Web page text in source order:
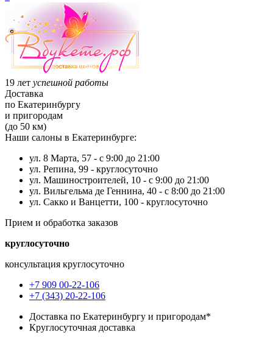
19 лет успешной работы
Доставка
по Екатеринбургу
и пригородам
(до 50 км)
Наши салоны в Екатеринбурге:
ул. 8 Марта, 57 - с 9:00 до 21:00
ул. Репина, 99 - круглосуточно
ул. Машиностроителей, 10 - с 9:00 до 21:00
ул. Вильгельма де Геннина, 40 - с 8:00 до 21:00
ул. Сакко и Ванцетти, 100 - круглосуточно
Прием и обработка заказов
круглосуточно
консультация круглосуточно
+7 909 00-22-106
+7 (343) 20-22-106
Доставка по Екатеринбургу и пригородам*
Круглосуточная доставка